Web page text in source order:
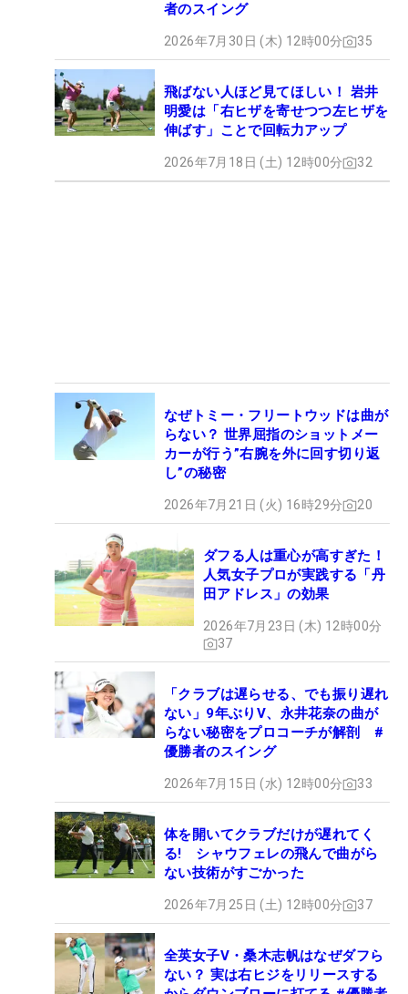
者のスイング
2026年7月30日 (木) 12時00分 35
飛ばない人ほど見てほしい！ 岩井
明愛は「右ヒザを寄せつつ左ヒザを
伸ばす」ことで回転力アップ
2026年7月18日 (土) 12時00分 32
なぜトミー・フリートウッドは曲が
らない？ 世界屈指のショットメー
カーが行う”右腕を外に回す切り返
し”の秘密
2026年7月21日 (火) 16時29分 20
ダフる人は重心が高すぎた！
人気女子プロが実践する「丹
田アドレス」の効果
2026年7月23日 (木) 12時00分
37
「クラブは遅らせる、でも振り遅れ
ない」9年ぶりV、永井花奈の曲が
らない秘密をプロコーチが解剖 #
優勝者のスイング
2026年7月15日 (水) 12時00分 33
体を開いてクラブだけが遅れてく
る! シャウフェレの飛んで曲がら
ない技術がすごかった
2026年7月25日 (土) 12時00分 37
全英女子V・桑木志帆はなぜダフら
ない？ 実は右ヒジをリリースする